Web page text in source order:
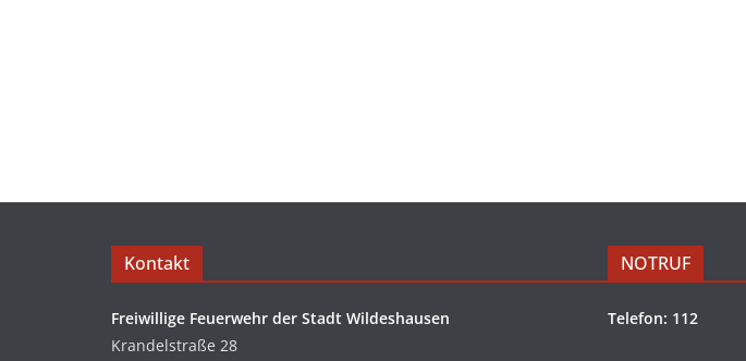
Kontakt
Freiwillige Feuerwehr der Stadt Wildeshausen
Krandelstraße 28
NOTRUF
Telefon: 112